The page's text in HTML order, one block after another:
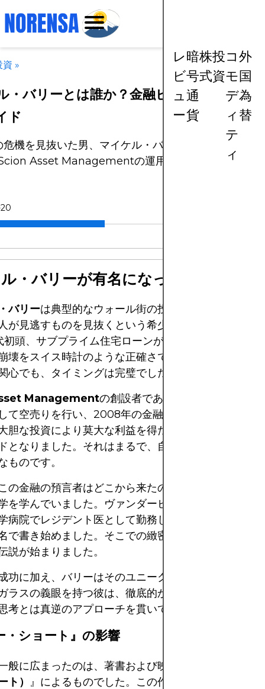
レ
ビ
ュ
ー
暗
号
通
貨
株
式
投
資
コ
モ
デ
ィ
テ
ィ
外
国
為
替
資 »
・バリーとは誰か？金融ビジョナリーを
ド
機を見抜いた男、マイケル・バリー。その投資哲学
Asset Managementの運用手法を解説する。
・バリーが有名になった理由
バリーは典型的なウォール街の投資家ではありませ
が見逃すものを見抜くという希少な才能に由来して
頭、サブプライム住宅ローンが市場を席巻していた
壊をスイス時計のような正確さで予測していました
心でも、タイミングは完璧でした。
Managementの創設者であるバリーは、米国住
て空売りを行い、2008年の金融危機を見事に的中さ
胆な投資により莫大な利益を得ただけでなく、彼は
となりました。それはまるで、自家用車すら持たずに
ものです。
の金融の預言者はどこから来たのか？実はバリーは
を学んでいました。ヴァンダービルト大学を卒業後
病院でレジデント医として勤務していた彼は、投資
で書き始めました。そこでの緻密な分析が投資界隈
説が始まりました。
功に加え、バリーはそのユニークなキャラクターで
ラスの義眼を持つ彼は、徹底的かつ非伝統的な分析
考とは真逆のアプローチを貫いています。
・ショート』の影響
般に広まったのは、著書および映画『
ト） 』によるものでした。この作品は、金融崩壊直